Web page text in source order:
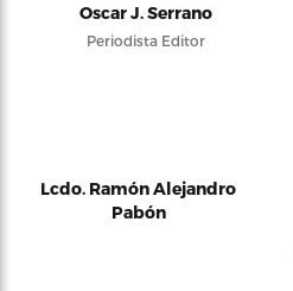
Oscar J. Serrano
Periodista Editor
Lcdo. Ramón Alejandro
Pabón